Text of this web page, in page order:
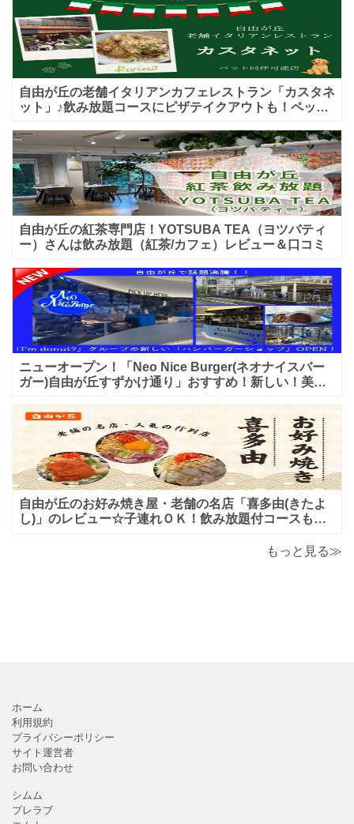
自由が丘の老舗イタリアンカフェレストラン「カスタネ
ット」♪飲み放題コースにピザテイクアウトも！ペット
自由が丘の紅茶専門店！YOTSUBA TEA（ヨツバティ
ー）さんは飲み放題（紅茶/カフェ）レビュー＆口コミ
ニューオープン！「Neo Nice Burger(ネオナイスバー
ガー)自由が丘すずかけ通り」おすすめ！新しい！美味
自由が丘のお好み焼き屋・老舗の名店「喜多由(きたよ
し)」のレビュー☆子連れＯＫ！飲み放題付コースも！
もっと見る≫
ホーム
利用規約
プライバシーポリシー
サイト運営者
お問い合わせ
シムム
ブレラブ